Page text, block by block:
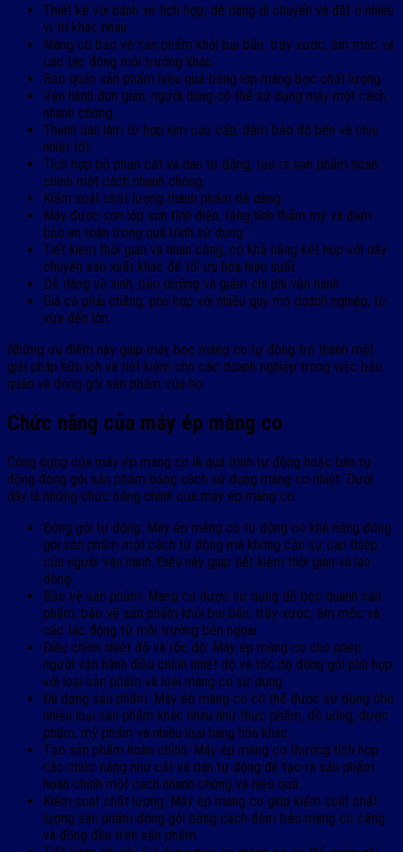
Thiết kế với bánh xe tích hợp, dễ dàng di chuyển và đặt ở nhiều
vị trí khác nhau.
Màng co bảo vệ sản phẩm khỏi bụi bẩn, trầy xước, ẩm mốc và
các tác động môi trường khác.
Bảo quản sản phẩm hiệu quả bằng lớp màng bọc chất lượng.
Vận hành đơn giản, người dùng có thể sử dụng máy một cách
nhanh chóng.
Thanh dán làm từ hợp kim cao cấp, đảm bảo độ bền và chịu
nhiệt tốt.
Tích hợp bộ phận cắt và dán tự động, tạo ra sản phẩm hoàn
chỉnh một cách nhanh chóng.
Kiểm soát chất lượng thành phẩm dễ dàng.
Máy được sơn lớp sơn tĩnh điện, tăng tính thẩm mỹ và đảm
bảo an toàn trong quá trình sử dụng.
Tiết kiệm thời gian và nhân công, có khả năng kết hợp với dây
chuyền sản xuất khác để tối ưu hóa hiệu suất.
Dễ dàng vệ sinh, bảo dưỡng và giảm chi phí vận hành.
Giá cả phải chăng, phù hợp với nhiều quy mô doanh nghiệp, từ
vừa đến lớn.
Những ưu điểm này giúp máy bọc màng co tự động trở thành một
giải pháp hữu ích và tiết kiệm cho các doanh nghiệp trong việc bảo
quản và đóng gói sản phẩm của họ.
Chức năng của máy ép màng co
Công dụng của máy ép màng co là quá trình tự động hoặc bán tự
động đóng gói sản phẩm bằng cách sử dụng màng co nhiệt. Dưới
đây là những chức năng chính của máy ép màng co:
Đóng gói tự động: Máy ép màng co tự động có khả năng đóng
gói sản phẩm một cách tự động mà không cần sự can thiệp
của người vận hành. Điều này giúp tiết kiệm thời gian và lao
động.
Bảo vệ sản phẩm: Màng co được sử dụng để bọc quanh sản
phẩm, bảo vệ sản phẩm khỏi bụi bẩn, trầy xước, ẩm mốc và
các tác động từ môi trường bên ngoài.
Điều chỉnh nhiệt độ và tốc độ: Máy ép màng co cho phép
người vận hành điều chỉnh nhiệt độ và tốc độ đóng gói phù hợp
với loại sản phẩm và loại màng co sử dụng.
Đa dạng sản phẩm: Máy ép màng co có thể được sử dụng cho
nhiều loại sản phẩm khác nhau như thực phẩm, đồ uống, dược
phẩm, mỹ phẩm và nhiều loại hàng hóa khác.
Tạo sản phẩm hoàn chỉnh: Máy ép màng co thường tích hợp
các chức năng như cắt và dán tự động để tạo ra sản phẩm
hoàn chỉnh một cách nhanh chóng và hiệu quả.
Kiểm soát chất lượng: Máy ép màng co giúp kiểm soát chất
lượng sản phẩm đóng gói bằng cách đảm bảo màng co căng
và đồng đều trên sản phẩm.